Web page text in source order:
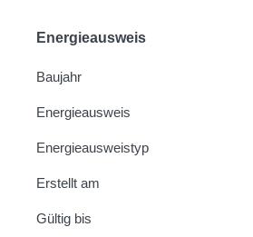
Energieausweis
Baujahr
Energieausweis
Energie­ausweistyp
Erstellt am
Gültig bis